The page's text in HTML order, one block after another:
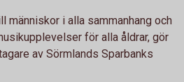
människor i alla sammanhang och
för alla åldrar, gör
av Sörmlands Sparbanks